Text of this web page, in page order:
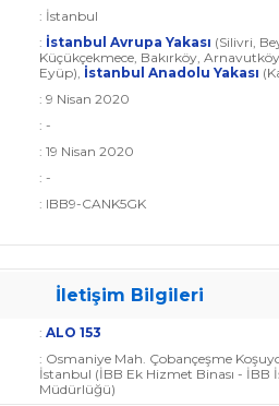
: İstanbul
: İstanbul Avrupa Yakası (Silivri,
Küçükçekmece, Bakırköy,
Eyüp), İstanbul Anadolu Yakası
: 9 Nisan 2020
: -
: 19 Nisan 2020
: -
: IBB9-CANK5GK
İletişim Bilgileri
: ALO 153
: Osmaniye Mah. Çobançeşme
İstanbul (İBB Ek Hizmet Binası - İBB
Müdürlüğü)